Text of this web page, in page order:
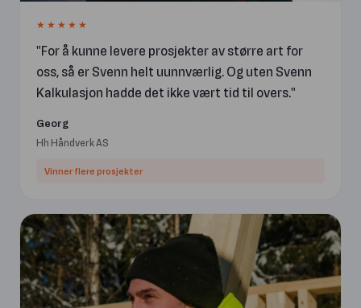
★★★★★
For å kunne levere prosjekter av større art for
oss, så er Svenn helt uunnværlig. Og uten Svenn
Kalkulasjon hadde det ikke vært tid til overs.
Georg
Hh Håndverk AS
Vinner flere prosjekter